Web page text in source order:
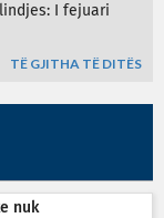
I fejuari
TË GJITHA TË DITËS
nuk